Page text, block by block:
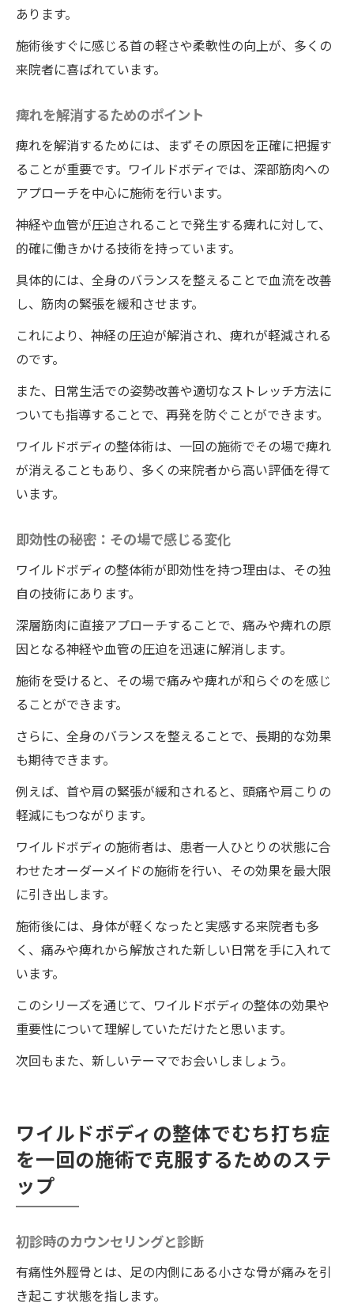
あります。
施術後すぐに感じる首の軽さや柔軟性の向上が、多くの
来院者に喜ばれています。
痺れを解消するためのポイント
痺れを解消するためには、まずその原因を正確に把握す
ることが重要です。ワイルドボディでは、深部筋肉への
アプローチを中心に施術を行います。
神経や血管が圧迫されることで発生する痺れに対して、
的確に働きかける技術を持っています。
具体的には、全身のバランスを整えることで血流を改善
し、筋肉の緊張を緩和させます。
これにより、神経の圧迫が解消され、痺れが軽減される
のです。
また、日常生活での姿勢改善や適切なストレッチ方法に
ついても指導することで、再発を防ぐことができます。
ワイルドボディの整体術は、一回の施術でその場で痺れ
が消えることもあり、多くの来院者から高い評価を得て
います。
即効性の秘密：その場で感じる変化
ワイルドボディの整体術が即効性を持つ理由は、その独
自の技術にあります。
深層筋肉に直接アプローチすることで、痛みや痺れの原
因となる神経や血管の圧迫を迅速に解消します。
施術を受けると、その場で痛みや痺れが和らぐのを感じ
ることができます。
さらに、全身のバランスを整えることで、長期的な効果
も期待できます。
例えば、首や肩の緊張が緩和されると、頭痛や肩こりの
軽減にもつながります。
ワイルドボディの施術者は、患者一人ひとりの状態に合
わせたオーダーメイドの施術を行い、その効果を最大限
に引き出します。
施術後には、身体が軽くなったと実感する来院者も多
く、痛みや痺れから解放された新しい日常を手に入れて
います。
このシリーズを通じて、ワイルドボディの整体の効果や
重要性について理解していただけたと思います。
次回もまた、新しいテーマでお会いしましょう。
ワイルドボディの整体でむち打ち症
を一回の施術で克服するためのステ
ップ
初診時のカウンセリングと診断
有痛性外脛骨とは、足の内側にある小さな骨が痛みを引
き起こす状態を指します。